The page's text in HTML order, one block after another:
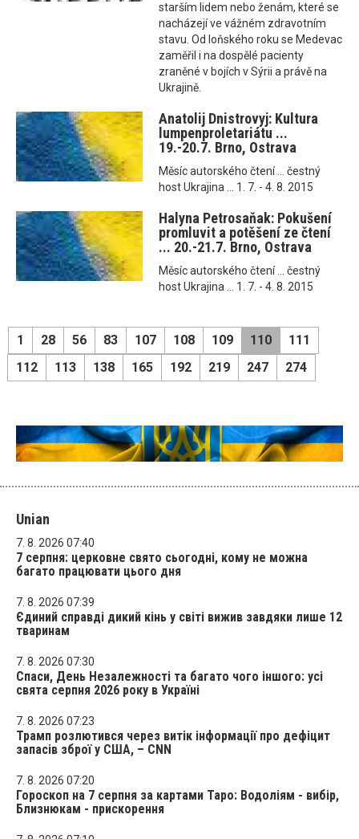
starším lidem nebo ženám, které se
nacházejí ve vážném zdravotním
stavu. Od loňského roku se Medevac
zaměřil i na dospělé pacienty
zraněné v bojích v Sýrii a právě na
Ukrajině.
Anatolij Dnistrovyj: Kultura
lumpenproletariátu ...
19.-20.7. Brno, Ostrava
Měsíc autorského čtení ... čestný
host Ukrajina ... 1. 7. - 4. 8. 2015
Halyna Petrosaňak: Pokušení
promluvit a potěšení ze čtení
... 20.-21.7. Brno, Ostrava
Měsíc autorského čtení ... čestný
host Ukrajina ... 1. 7. - 4. 8. 2015
1 28 56 83 107 108 109 110
111
112
113 138 165 192 219 247 274
Unian
7. 8. 2026 07:40
7 серпня: церковне свято сьогодні, кому не можна
багато працювати цього дня
7. 8. 2026 07:39
Єдиний справді дикий кінь у світі вижив завдяки лише 12
тваринам
7. 8. 2026 07:30
Спаси, День Незалежності та багато чого іншого: усі
свята серпня 2026 року в Україні
7. 8. 2026 07:23
Трамп розлютився через витік інформації про дефіцит
запасів зброї у США, – CNN
7. 8. 2026 07:20
Гороскоп на 7 серпня за картами Таро: Водоліям - вибір,
Близнюкам - прискорення